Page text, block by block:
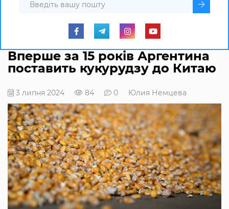
Вперше за 15 років Аргентина
поставить кукурудзу до Китаю
3 липня 2024 84 0 Юлия Немцева